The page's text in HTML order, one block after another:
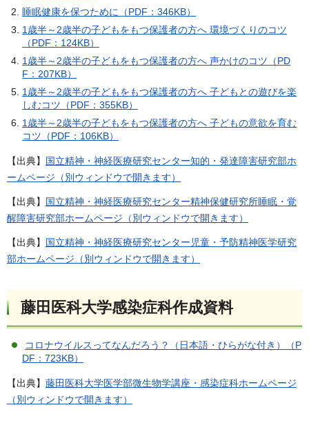
睡眠健康を保つために（PDF：346KB）
1歳半～2歳半の子どもをもつ保護者の方へ 環境づくりのコツ
（PDF：124KB）
1歳半～2歳半の子どもをもつ保護者の方へ 声かけのコツ（PD
F：207KB）
1歳半～2歳半の子どもをもつ保護者の方へ 子どもとの遊びを楽
しむコツ（PDF：355KB）
1歳半～2歳半の子どもをもつ保護者の方へ 子どもの意欲を育む
コツ（PDF：106KB）
【出典】
国立精神・神経医療研究センター知的・発達障害研究部ホ
ームページ（別ウィンドウで開きます）
【出典】
国立精神・神経医療研究センター精神保健研究所睡眠・覚
醒障害研究部ホームページ（別ウィンドウで開きます）
【出典】
国立精神・神経医療研究センター児童・予防精神医学研究
部ホームページ（別ウィンドウで開きます）
藤田医科大学感染症科作成資料
コロナウイルスってなんだろう？（日本語・ひらがな付き）（P
DF：723KB）
【出典】 藤田医科大学医学部微生物学講座・感染症科ホームページ
（別ウィンドウで開きます）